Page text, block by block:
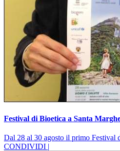
Festival di Bioetica a Santa
Dal 28 al 30 agosto il primo Festival
CONDIVIDI |